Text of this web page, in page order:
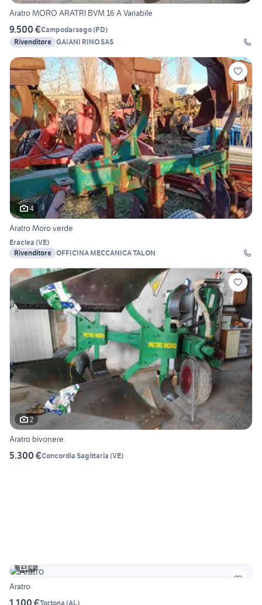
Aratro MORO ARATRI BVM 16 A Variabile
9.500 €Campodarsego(PD)
Rivenditore GAIANI RINO SAS
4
Aratro Moro verde
Eraclea (VE)
Rivenditore OFFICINA MECCANICA TALON
2
Aratro bivonere
5.300 €Concordia Sagittaria (VE)
4
Aratro
Tortona (AL)